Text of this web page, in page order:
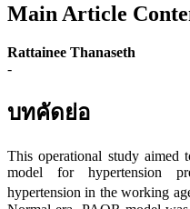
Main Article
Rattainee Thanaseth
-
บทคัดย่อ
This operational study aimed
model for hypertension
hypertension in the working